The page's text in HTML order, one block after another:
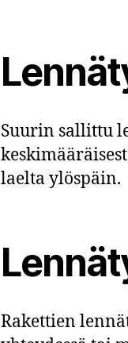
Suurin sallittu
laelta ylöspäin.
Rakettien